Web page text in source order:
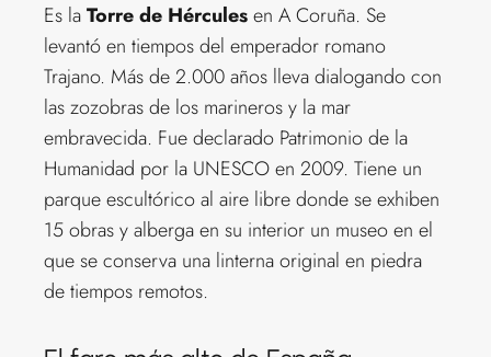
Es laTorre de Hérculesen A Coruña. Se
levantó en tiempos del emperador romano
Trajano. Más de 2.000 años lleva dialogando con
las zozobras de los marineros y la mar
embravecida. Fue declarado Patrimonio de la
Humanidad por la UNESCO en 2009. Tiene un
parque escultórico al aire libre donde se exhiben
15 obras y alberga en su interior un museo en el
que se conserva una linterna original en piedra
de tiempos remotos.